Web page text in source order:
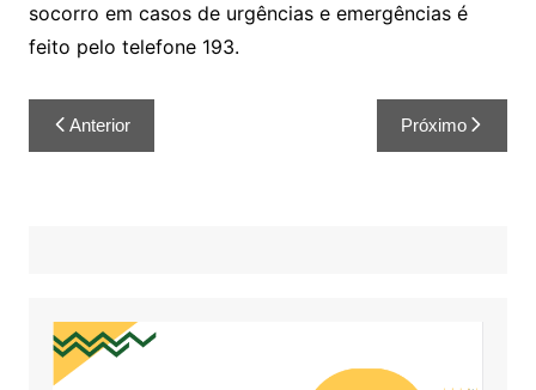
socorro em casos de urgências e emergências é
feito pelo telefone 193.
Anterior Próximo